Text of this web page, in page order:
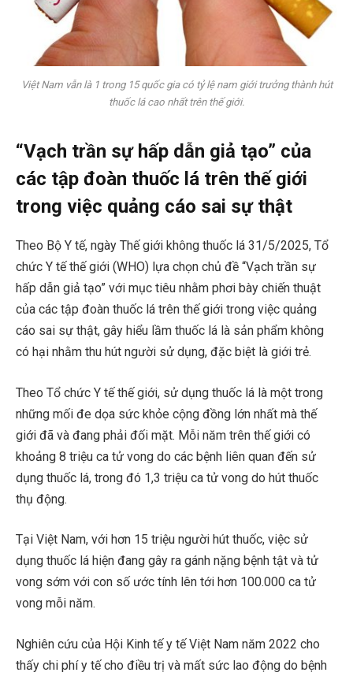
Việt Nam vẫn là 1 trong 15 quốc gia có tỷ lệ nam giới trưởng thành hút
thuốc lá cao nhất trên thế giới.
“Vạch trần sự hấp dẫn giả tạo” của
các tập đoàn thuốc lá trên thế giới
trong việc quảng cáo sai sự thật
Theo Bộ Y tế, ngày Thế giới không thuốc lá 31/5/2025, Tổ
chức Y tế thế giới (WHO) lựa chọn chủ đề “Vạch trần sự
hấp dẫn giả tạo” với mục tiêu nhằm phơi bày chiến thuật
của các tập đoàn thuốc lá trên thế giới trong việc quảng
cáo sai sự thật, gây hiểu lầm thuốc lá là sản phẩm không
có hại nhằm thu hút người sử dụng, đặc biệt là giới trẻ.
Theo Tổ chức Y tế thế giới, sử dụng thuốc lá là một trong
những mối đe dọa sức khỏe cộng đồng lớn nhất mà thế
giới đã và đang phải đối mặt. Mỗi năm trên thế giới có
khoảng 8 triệu ca tử vong do các bệnh liên quan đến sử
dụng thuốc lá, trong đó 1,3 triệu ca tử vong do hút thuốc
thụ động.
Tại Việt Nam, với hơn 15 triệu người hút thuốc, việc sử
dụng thuốc lá hiện đang gây ra gánh nặng bệnh tật và tử
vong sớm với con số ước tính lên tới hơn 100.000 ca tử
vong mỗi năm.
Nghiên cứu của Hội Kinh tế y tế Việt Nam năm 2022 cho
thấy chi phí y tế cho điều trị và mất sức lao động do bệnh